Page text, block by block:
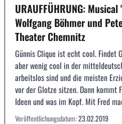
URAUFFÜHRUNG:
Wolfgang Böhmer und
Theater Chemnitz
Günnis Clique ist echt cool. Findet
aber wenig cool in der
arbeitslos sind und die meisten
vor der Glotze sitzen. Dann kommt
Ideen und was im Kopf. Mit Fred
Veröffentlichungsdatum:23.02.2019